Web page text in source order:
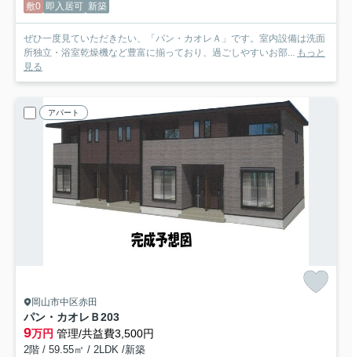
敷0 即入居可 新築
ぜひ一度見ていただきたい、「パン・カオレＡ」です。室内設備は洗面
所独立・浴室乾燥機など豊富に揃っており、過ごしやすいお部... もっと
見る
アパート
岡山市中区赤田
パン・カオレＢ203
9万円 管理/共益費3,500円
2階 / 59.55㎡ / 2LDK /新築